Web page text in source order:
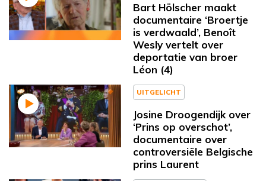
Bart Hölscher maakt
documentaire ‘Broertje
is verdwaald’, Benoît
Wesly vertelt over
deportatie van broer
Léon (4)
UITGELICHT
Josine Droogendijk over
‘Prins op overschot’,
documentaire over
controversiële Belgische
prins Laurent